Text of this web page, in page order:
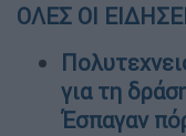
ΟΛΕΣ ΟΙ
για τη
Έσπαγαν